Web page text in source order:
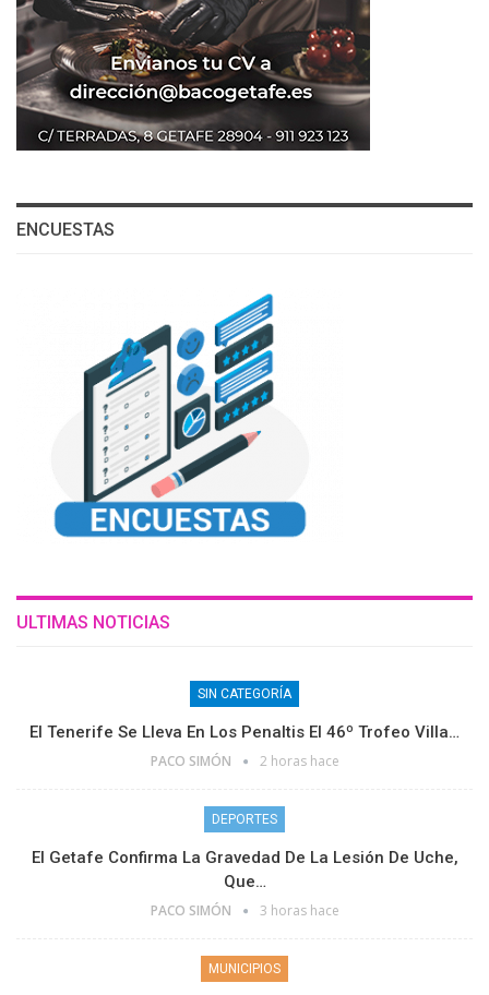
ENCUESTAS
ULTIMAS NOTICIAS
SIN CATEGORÍA
El Tenerife Se Lleva En Los Penaltis El 46º Trofeo Villa…
PACO SIMÓN 2 horas hace
DEPORTES
El Getafe Confirma La Gravedad De La Lesión De Uche,
Que…
PACO SIMÓN 3 horas hace
MUNICIPIOS